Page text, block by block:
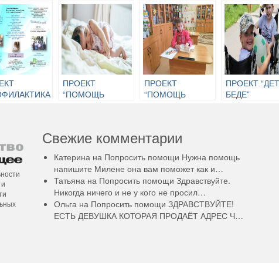
ПРОЕКТ
“ПОМОЩЬ
СИТУАЦИИ”
ПРОЕКТ
“ПОМОЩЬ
ПРОЕКТ
БЕДЕ”
Свежие комментарии
Катерина на Попросить помощи Нужна помощь
напишите Милене она вам поможет как и…
Татьяна на Попросить помощи Здравствуйте.
Никогда ничего и не у кого не просил…
Ольга на Попросить помощи ЗДРАВСТВУЙТЕ!
ЕСТЬ ДЕВУШКА КОТОРАЯ ПРОДАЁТ АДРЕС Ч…